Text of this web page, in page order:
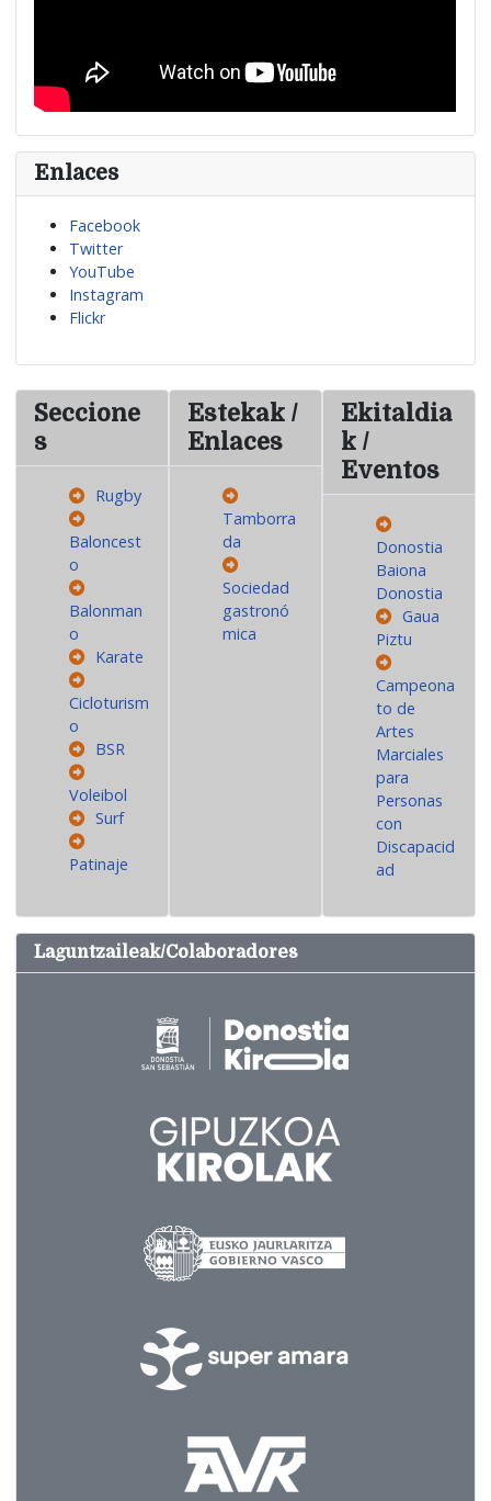
Enlaces
Facebook
Twitter
YouTube
Instagram
Flickr
Seccione
s
Rugby
Baloncest
o
Balonman
o
Karate
Cicloturism
o
BSR
Voleibol
Surf
Patinaje
Estekak /
Enlaces
Tamborra
da
Sociedad
gastronó
mica
Ekitaldia
k /
Eventos
Donostia
Baiona
Donostia
Gaua
Piztu
Campeona
to de
Artes
Marciales
para
Personas
con
Discapacid
ad
Laguntzaileak/Colaboradores